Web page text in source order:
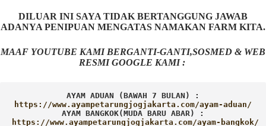
DILUAR INI SAYA TIDAK BERTANGGUNG JAWAB
ADANYA PENIPUAN MENGATAS NAMAKAN FARM KITA.
MAAF YOUTUBE KAMI BERGANTI-GANTI,SOSMED & WEB
RESMI GOOGLE KAMI :
AYAM ADUAN (BAWAH 7 BULAN) :
AYAM BANGKOK(MUDA BARU ABAR) :